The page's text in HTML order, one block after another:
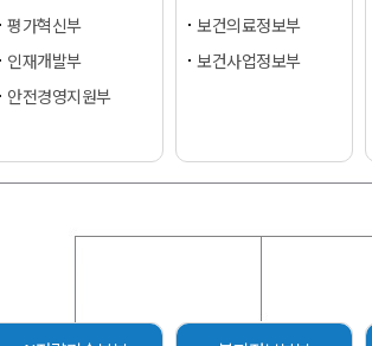
평가혁신부
인재개발부
안전경영지원부
보건의료정보부
보건사업정보부